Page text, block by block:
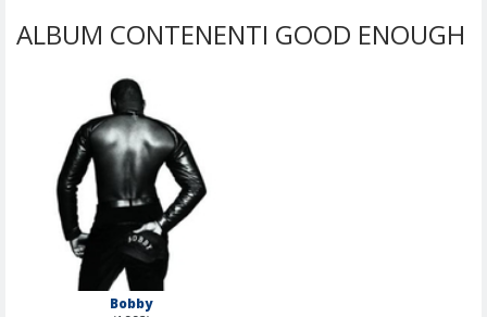
ALBUM CONTENENTI GOOD ENOUGH
Bobby